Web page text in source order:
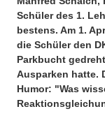
Schüler des 1.
bestens. Am 1.
die Schüler den
Parkbucht
Ausparken hatte.
Humor: "Was